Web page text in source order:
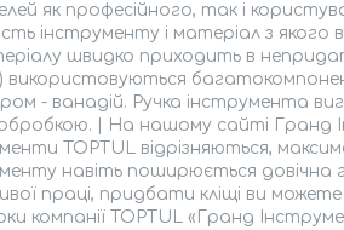
як професійного, так і
інструменту і матеріал з
швидко приходить в
використовуються
- ванадій. Ручка інструмента
| На нашому сайті Гранд
TOPTUL відрізняються,
навіть поширюється
праці, придбати кліщі ви
компанії TOPTUL «Гранд